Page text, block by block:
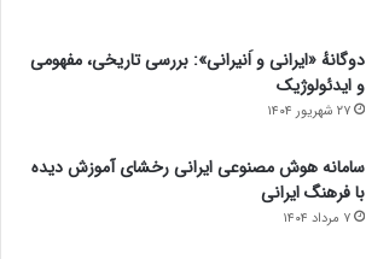
دوگانهٔ «ایرانی و اَنیرانی»: بررسی تاریخی، مفهومی
و ایدئولوژیک
۲۷ شهریور ۱۴۰۴
سامانه هوش مصنوعی ایرانی رخشای آموزش دیده
با فرهنگ ایرانی
۷ مرداد ۱۴۰۴